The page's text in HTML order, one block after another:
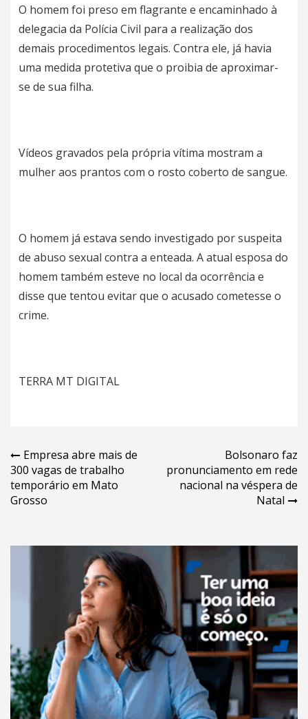
O homem foi preso em flagrante e encaminhado à
delegacia da Polícia Civil para a realização dos
demais procedimentos legais. Contra ele, já havia
uma medida protetiva que o proibia de aproximar-
se de sua filha.
Vídeos gravados pela própria vítima mostram a
mulher aos prantos com o rosto coberto de sangue.
O homem já estava sendo investigado por suspeita
de abuso sexual contra a enteada. A atual esposa do
homem também esteve no local da ocorrência e
disse que tentou evitar que o acusado cometesse o
crime.
TERRA MT DIGITAL
Navegação
de
Post
Empresa abre mais de
300 vagas de trabalho
temporário em Mato
Grosso
Bolsonaro faz
pronunciamento em rede
nacional na véspera de
Natal